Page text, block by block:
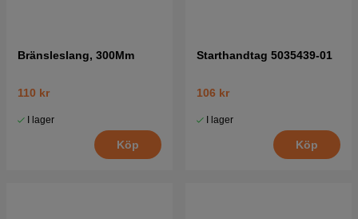
Bränsleslang, 300Mm
110 kr
I lager
Köp
Starthandtag 5035439-01
106 kr
I lager
Köp